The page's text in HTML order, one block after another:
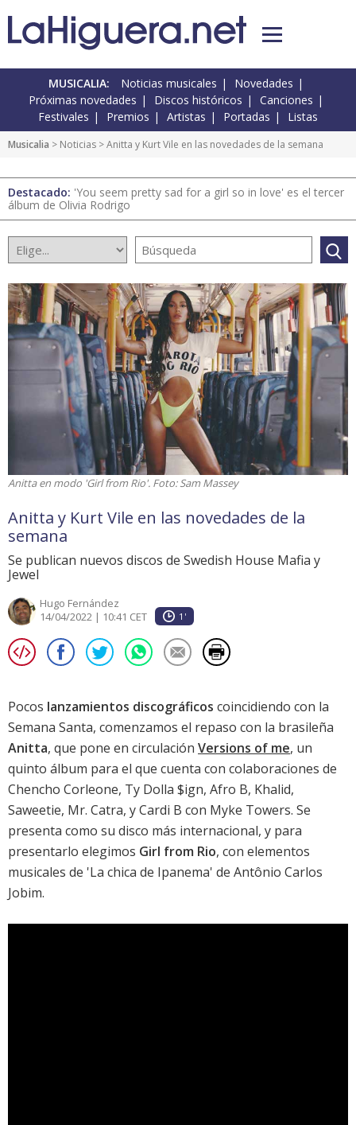
MUSICALIA: Noticias musicales
Novedades
Próximas novedades
Discos históricos
Canciones
Festivales
Premios Artistas Portadas Listas
Musicalia > Noticias > Anitta y Kurt Vile en las novedades de la semana
Destacado: 'You seem pretty sad for a girl so in love' es el tercer
álbum de Olivia Rodrigo
Anitta en modo 'Girl from Rio'. Foto: Sam Massey
Anitta y Kurt Vile en las novedades de la
semana
Se publican nuevos discos de Swedish House Mafia y
Jewel
Hugo Fernández
14/04/2022 | 10:41 CET
1'
Pocos lanzamientos discográficos coincidiendo con la
Semana Santa, comenzamos el repaso con la brasileña
Anitta, que pone en circulación Versions of me, un
quinto álbum para el que cuenta con colaboraciones de
Chencho Corleone, Ty Dolla $ign, Afro B, Khalid,
Saweetie, Mr. Catra, y Cardi B con Myke Towers. Se
presenta como su disco más internacional, y para
presentarlo elegimos Girl from Rio, con elementos
musicales de 'La chica de Ipanema' de Antônio Carlos
Jobim.